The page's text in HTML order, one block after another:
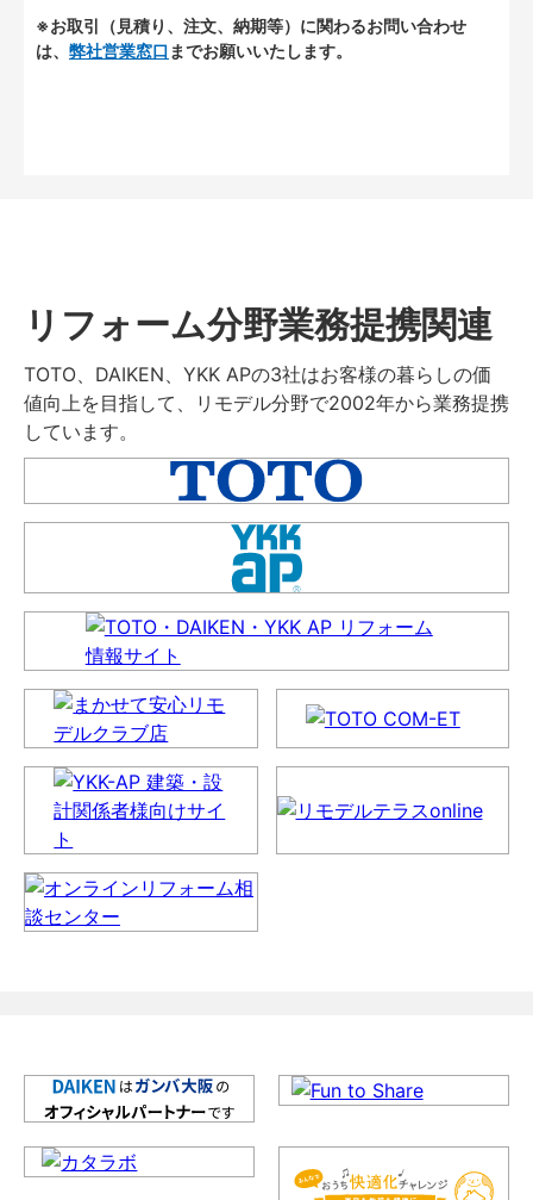
※お取引（見積り、注文、納期等）に関わるお問い合わせ
は、 弊社営業窓口 までお願いいたします。
リフォーム分野業務提携関連
TOTO、DAIKEN、YKK APの3社はお客様の暮らしの価
値向上を目指して、リモデル分野で2002年から業務提携
しています。